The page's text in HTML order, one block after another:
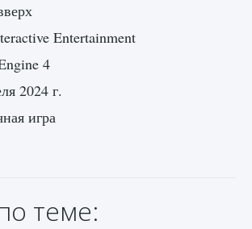
Entertainment
4
2024 г.
игра
теме: